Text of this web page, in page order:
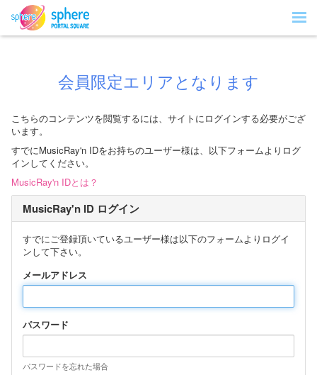
会員限定エリアとなります
こちらのコンテンツを閲覧するには、サイトにログインする必要がござ
います。
すでにMusicRay'n IDをお持ちのユーザー様は、以下フォームよりログ
インしてください。
MusicRay'n IDとは？
MusicRay'n ID ログイン
すでにご登録頂いているユーザー様は以下のフォームよりログイ
ンして下さい。
メールアドレス
パスワード
パスワードを忘れた場合